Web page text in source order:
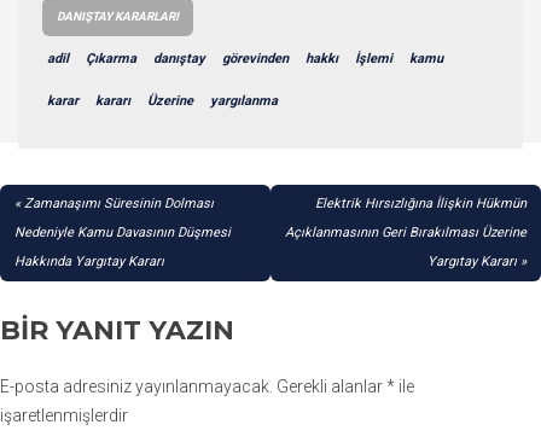
DANIŞTAY KARARLARI
adil Çıkarma danıştay görevinden hakkı İşlemi kamu
karar kararı Üzerine yargılanma
YAZI
GEZINMESI
Zamanaşımı Süresinin Dolması
Nedeniyle Kamu Davasının Düşmesi
Hakkında Yargıtay Kararı
Elektrik Hırsızlığına İlişkin Hükmün
Açıklanmasının Geri Bırakılması Üzerine
Yargıtay Kararı
BIR YANIT YAZIN
E-posta adresiniz yayınlanmayacak. Gerekli alanlar* ile
işaretlenmişlerdir